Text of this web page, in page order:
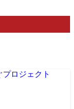
プロジェクト